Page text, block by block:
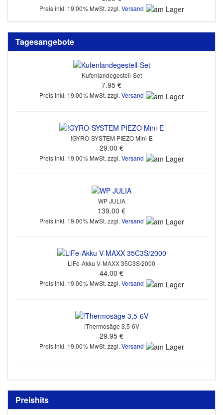
Preis inkl. 19.00% MwSt. zzgl. Versand
Tagesangebote
Kufenlandegestell-Set
7.95 €
Preis inkl. 19.00% MwSt. zzgl. Versand
!GYRO-SYSTEM PIEZO Mini-E
29.00 €
Preis inkl. 19.00% MwSt. zzgl. Versand
WP JULIA
139.00 €
Preis inkl. 19.00% MwSt. zzgl. Versand
LiFe-Akku V-MAXX 35C3S/2000
44.00 €
Preis inkl. 19.00% MwSt. zzgl. Versand
!Thermosäge 3,5-6V
29.95 €
Preis inkl. 19.00% MwSt. zzgl. Versand
Preishits